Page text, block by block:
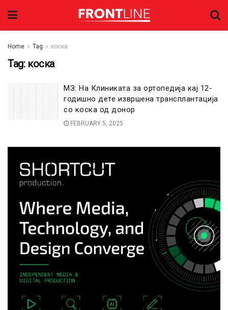
Home Tag коска
Tag: коска
МЗ: На Клиниката за ортопедија кај 12-
годишно дете извршена трансплантација
со коска од донор
FEBRUARY 5, 2025